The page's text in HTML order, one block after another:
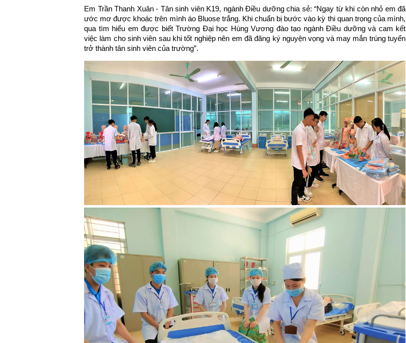
Em Trần Thanh Xuân - Tân sinh viên K19, ngành Điều dưỡng chia sẻ: “Ngay từ khi còn nhỏ em đã
ước mơ được khoác trên mình áo Bluose trắng. Khi chuẩn bị bước vào kỳ thi quan trọng của mình,
qua tìm hiểu em được biết Trường Đại học Hùng Vương đào tạo ngành Điều dưỡng và cam kết
việc làm cho sinh viên sau khi tốt nghiệp nên em đã đăng ký nguyện vọng và may mắn trúng tuyển
trở thành tân sinh viên của trường”.